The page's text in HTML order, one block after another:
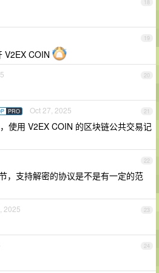
18
19
V2EX COIN
20
21
PRO Oct 27, 2025
使用 V2EX COIN 的区块链公共交易记
22
，支持解密的协议是不是有一定的范
23
2025
24